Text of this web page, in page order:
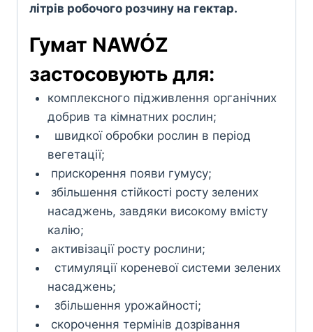
літрів робочого розчину на гектар.
Гумат NAWÓZ
застосовують для:
комплексного підживлення органічних
добрив та кімнатних рослин;
швидкої обробки рослин в період
вегетації;
прискорення появи гумусу;
збільшення стійкості росту зелених
насаджень, завдяки високому вмісту
калію;
активізації росту рослини;
стимуляції кореневої системи зелених
насаджень;
збільшення урожайності;
скорочення термінів дозрівання